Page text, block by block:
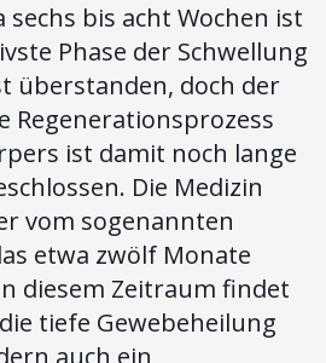
sechs bis acht Wochen ist
Phase der Schwellung
überstanden, doch der
Regenerationsprozess
ist damit noch lange
Die Medizin
vom sogenannten
etwa zwölf Monate
diesem Zeitraum findet
tiefe Gewebeheilung